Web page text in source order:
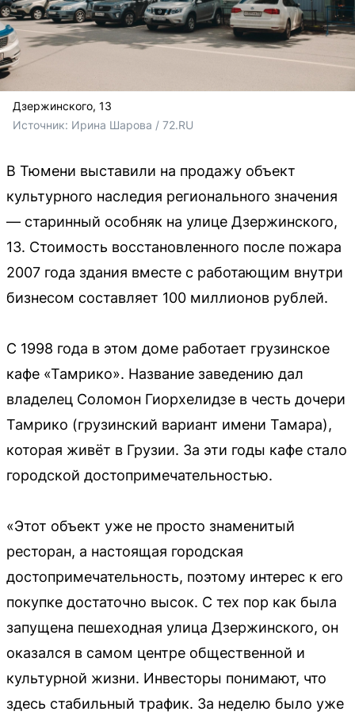
Дзержинского, 13
Источник: Ирина Шарова / 72.RU
В Тюмени выставили на продажу объект
культурного наследия регионального значения
— старинный особняк на улице Дзержинского,
13. Стоимость восстановленного после пожара
2007 года здания вместе с работающим внутри
бизнесом составляет 100 миллионов рублей.
С 1998 года в этом доме работает грузинское
кафе «Тамрико». Название заведению дал
владелец Соломон Гиорхелидзе в честь дочери
Тамрико (грузинский вариант имени Тамара),
которая живёт в Грузии. За эти годы кафе стало
городской достопримечательностью.
«Этот объект уже не просто знаменитый
ресторан, а настоящая городская
достопримечательность, поэтому интерес к его
покупке достаточно высок. С тех пор как была
запущена пешеходная улица Дзержинского, он
оказался в самом центре общественной и
культурной жизни. Инвесторы понимают, что
здесь стабильный трафик. За неделю было уже